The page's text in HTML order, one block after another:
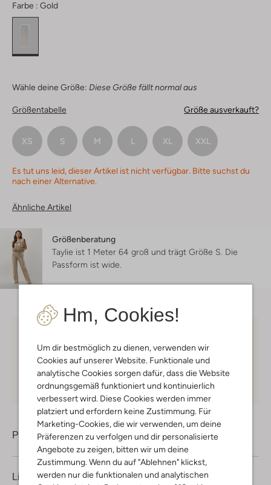
Hm, Cookies!
Um dir bestmöglich zu dienen, verwenden wir
Cookies auf unserer Website. Funktionale und
analytische Cookies sorgen dafür, dass die Website
ordnungsgemäß funktioniert und kontinuierlich
verbessert wird. Diese Cookies werden immer
platziert und erfordern keine Zustimmung. Für
Marketing-Cookies, die wir verwenden, um deine
Präferenzen zu verfolgen und dir personalisierte
Angebote zu zeigen, bitten wir um deine
Zustimmung. Wenn du auf "Ablehnen" klickst,
werden nur die funktionalen und analytischen
Farbe : Gold
Wähle deine Größe: Diese Größe fällt normal aus
Größentabelle Größe ausverkauft?
XS S M L XL XXL
Es tut uns leid, dieser Artikel ist nicht verfügbar. Bitte suchst du
nach einer Alternative.
Ähnliche Artikel
Größenberatung
Taylie ist 1 Meter 64 groß und trägt Größe S. Die
Passform ist wide
Mitglieder in Deutschland
Kauf auf Rechnung 30 TagenRückgaberecht
Produktinformation
Lieferung & Rückgabe